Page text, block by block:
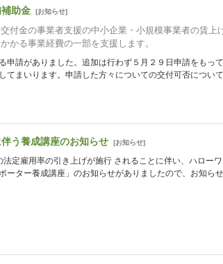
助金 [お知らせ]
付金の事業者支援の中小企業・小規模事業者の賃上
かる事業経費の一部を支援します。
申請がありました。追加は行わず５月２９日申請をもって
てまいります。申請した方々についての交付可否について
う養成講座のお知らせ [お知らせ]
定雇用率の引き上げが施行 されることに伴い、ハロー
ーター養成講座」のお知らせがありましたので、お知らせ